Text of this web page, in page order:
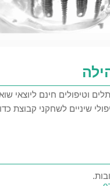
וטיפולים חינם ליוצאי
שיניים לשחקני קבוצת